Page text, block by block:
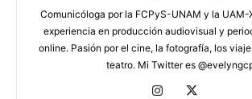
Comunicóloga por la FCPyS-UNAM y la
experiencia en producción audiovisual y
online. Pasión por el cine, la fotografía, los
teatro. Mi Twitter es